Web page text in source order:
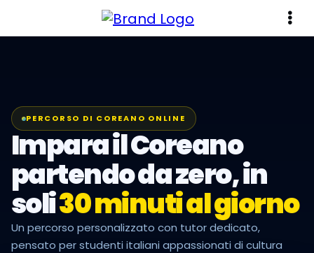
PERCORSO DI COREANO ONLINE
Impara il Coreano
partendo da zero, in
soli30 minuti al giorno
Un percorso personalizzato con tutor dedicato,
pensato per studenti italiani appassionati di cultura